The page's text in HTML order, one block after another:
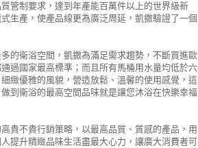
管制要求，達到年產能百萬件以上的世界級新
生產，使產品線更為廣泛周延，凱撒驗證了一個
的衛浴空間，凱撒為滿足需求趨勢，不斷買進歐
過國家最高標準；而且所有馬桶用水量均低於六
緻優雅的風貌，營造放鬆、溫馨的使用感覺，這
到衛浴的最高空間品味就是讓您沐浴在快樂幸福
貴不貴行銷策略，以最高品質、質感的產品，用
提升精緻品味生活盡最大心力，讓廣大消費者可